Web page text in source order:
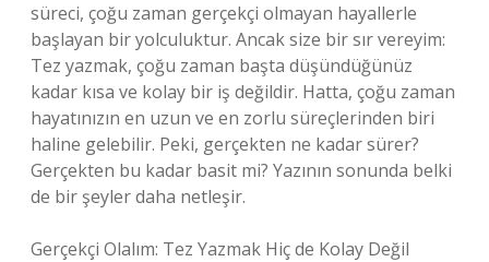
süreci, çoğu zaman gerçekçi olmayan hayallerle
başlayan bir yolculuktur. Ancak size bir sır vereyim:
Tez yazmak, çoğu zaman başta düşündüğünüz
kadar kısa ve kolay bir iş değildir. Hatta, çoğu zaman
hayatınızın en uzun ve en zorlu süreçlerinden biri
haline gelebilir. Peki, gerçekten ne kadar sürer?
Gerçekten bu kadar basit mi? Yazının sonunda belki
de bir şeyler daha netleşir.
Gerçekçi Olalım: Tez Yazmak Hiç de Kolay Değil